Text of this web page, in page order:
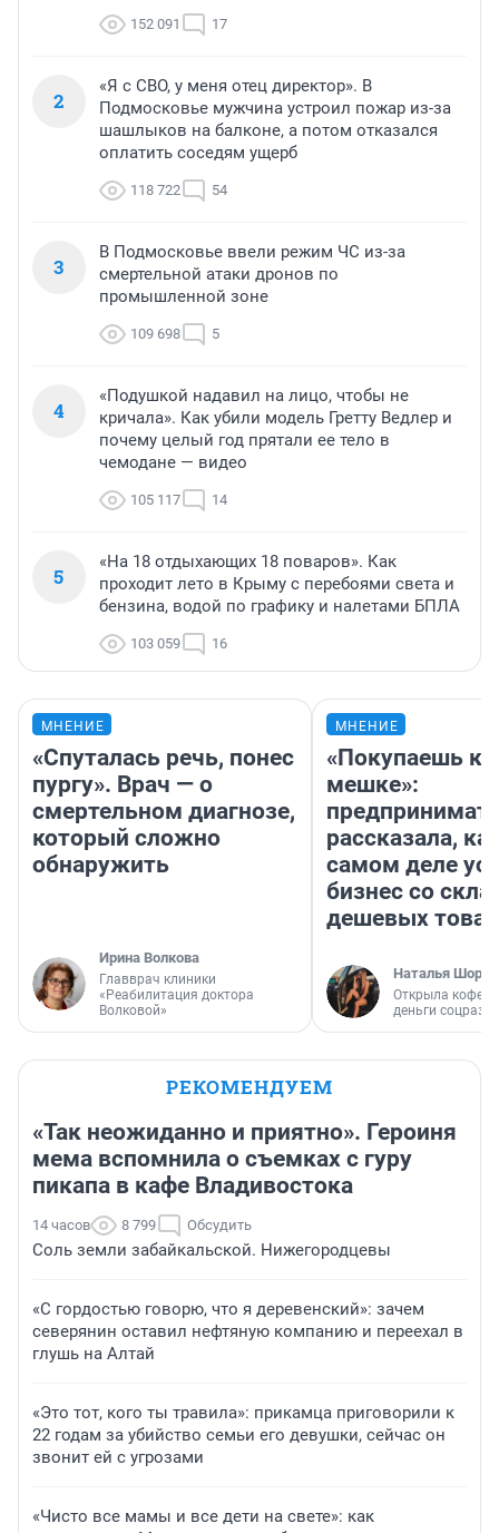
152 091 17
2
«Я с СВО, у меня отец директор». В
Подмосковье мужчина устроил пожар из-за
шашлыков на балконе, а потом отказался
оплатить соседям ущерб
118 722 54
3
В Подмосковье ввели режим ЧС из-за
смертельной атаки дронов по
промышленной зоне
109 698 5
4
«Подушкой надавил на лицо, чтобы не
кричала». Как убили модель Гретту Ведлер и
почему целый год прятали ее тело в
чемодане — видео
105 117 14
5
«На 18 отдыхающих 18 поваров». Как
проходит лето в Крыму с перебоями света и
бензина, водой по графику и налетами БПЛА
103 059 16
МНЕНИЕ
«Спуталась речь, понес
пургу». Врач — о
смертельном диагнозе,
который сложно
обнаружить
Ирина Волкова
Главврач клиники
«Реабилитация доктора
Волковой»
МНЕНИЕ
«Покупаешь
мешке»:
рассказала,
самом деле
бизнес со
дешевых
Наталья
Открыла
деньги
РЕКОМЕНДУЕМ
«Так неожиданно и приятно». Героиня
мема вспомнила о съемках с гуру
пикапа в кафе Владивостока
14 часов 8 799 Обсудить
Соль земли забайкальской. Нижегородцевы
«С гордостью говорю, что я деревенский»: зачем
северянин оставил нефтяную компанию и переехал в
глушь на Алтай
«Это тот, кого ты травила»: прикамца приговорили к
22 годам за убийство семьи его девушки, сейчас он
звонит ей с угрозами
«Чисто все мамы и все дети на свете»: как